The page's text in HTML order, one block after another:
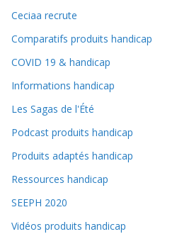
Ceciaa recrute
Comparatifs produits handicap
COVID 19 & handicap
Informations handicap
Les Sagas de l'Été
Podcast produits handicap
Produits adaptés handicap
Ressources handicap
SEEPH 2020
Vidéos produits handicap